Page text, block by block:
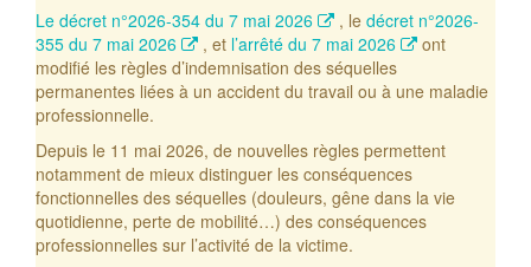
Le décret n°2026-354 du 7 mai 2026
, le décret n°2026-
355 du 7 mai 2026
, et l’arrêté du 7 mai 2026
ont
modifié les règles d’indemnisation des séquelles
permanentes liées à un accident du travail ou à une maladie
professionnelle.
Depuis le 11 mai 2026, de nouvelles règles permettent
notamment de mieux distinguer les conséquences
fonctionnelles des séquelles (douleurs, gêne dans la vie
quotidienne, perte de mobilité…) des conséquences
professionnelles sur l’activité de la victime.